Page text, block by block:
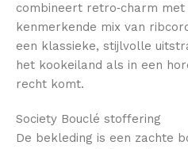
combineert retro‑charm
kenmerkende mix van
een klassieke, stijlvolle
het kookeiland als in een
recht komt.
Society Bouclé stoffering
De bekleding is een zachte